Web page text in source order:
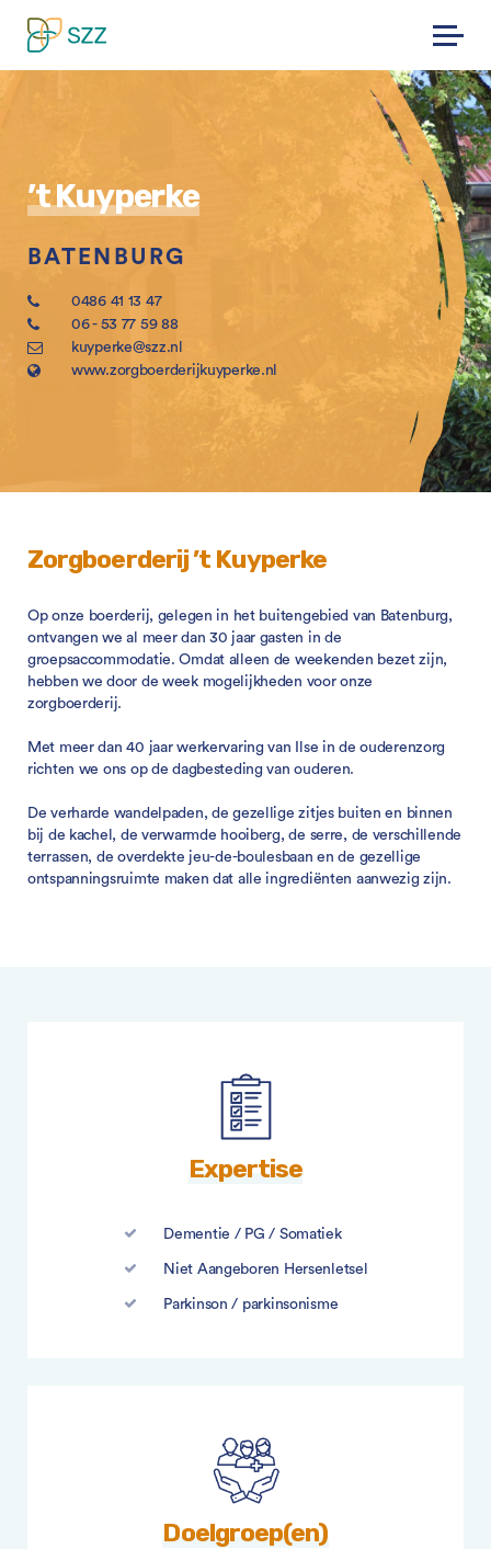
’t Kuyperke
BATENBURG
0486 41 13 47
06 - 53 77 59 88
kuyperke@szz.nl
www.zorgboerderijkuyperke.nl
Zorgboerderij ’t Kuyperke
Op onze boerderij, gelegen in het buitengebied van Batenburg,
ontvangen we al meer dan 30 jaar gasten in de
groepsaccommodatie. Omdat alleen de weekenden bezet zijn,
hebben we door de week mogelijkheden voor onze
zorgboerderij.
Met meer dan 40 jaar werkervaring van Ilse in de ouderenzorg
richten we ons op de dagbesteding van ouderen.
De verharde wandelpaden, de gezellige zitjes buiten en binnen
bij de kachel, de verwarmde hooiberg, de serre, de verschillende
terrassen, de overdekte jeu-de-boulesbaan en de gezellige
ontspanningsruimte maken dat alle ingrediënten aanwezig zijn.
Expertise
Dementie / PG / Somatiek
Niet Aangeboren Hersenletsel
Parkinson / parkinsonisme
Doelgroep(en)